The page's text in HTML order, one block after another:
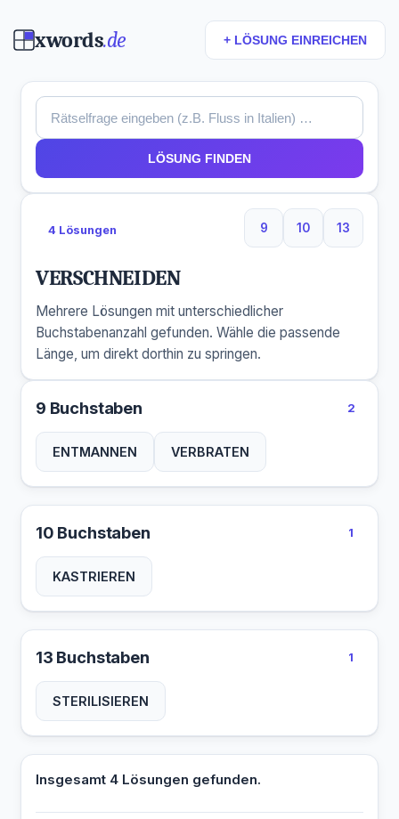
xwords.de + LÖSUNG EINREICHEN
LÖSUNG FINDEN
4 Lösungen 9
9 Buchstaben
10
10 Buchstaben
13
13
VERSCHNEIDEN
Mehrere Lösungen mit unterschiedlicher
Buchstabenanzahl gefunden. Wähle die passende
Länge, um direkt dorthin zu springen.
9 Buchstaben 2
ENTMANNEN VERBRATEN
10 Buchstaben 1
KASTRIEREN
13 Buchstaben 1
STERILISIEREN
Insgesamt 4 Lösungen gefunden.